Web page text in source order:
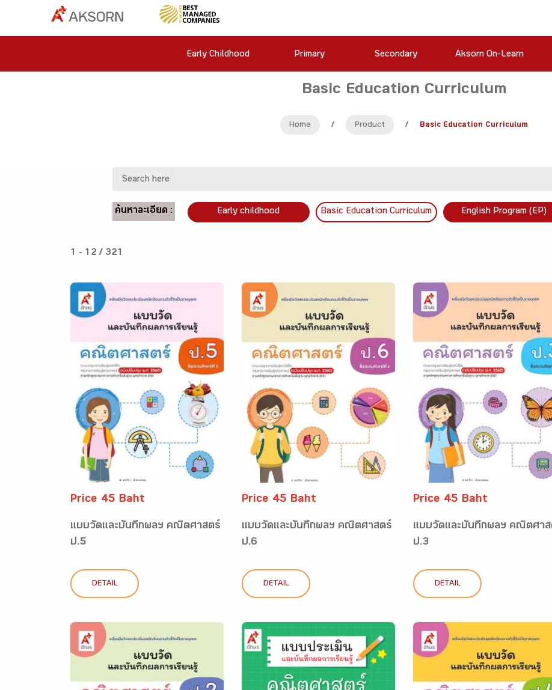
Early Childhood Primary Secondary Aksorn On-Learn
Basic Education Curriculum
Home / Product / Basic Education Curriculum
ค้นหาละเอียด : Early childhood Basic Education Curriculum English Program (EP)
1 - 12 / 321
Price 45 Baht
แบบวัดและบันทึกผลฯ คณิตศาสตร์
ป.5
DETAIL
Price 45 Baht
แบบวัดและบันทึกผลฯ คณิตศาสตร์
ป.6
DETAIL
Price 45 Baht
แบบวัดและบันทึกผลฯ คณิตศาส
ป.3
DETAIL